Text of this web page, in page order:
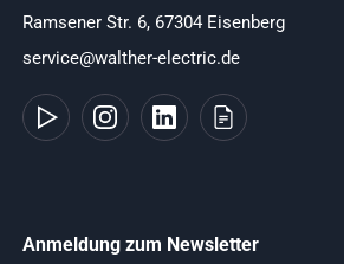
Ramsener Str. 6, 67304 Eisenberg
service@walther-electric.de
Anmeldung zum Newsletter